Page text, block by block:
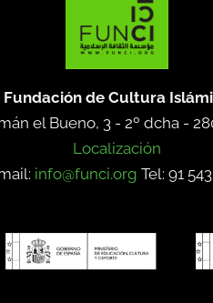
Fundación de Cultura
el Bueno, 3 - 2º dcha -
Localización
info@funci.org Tel: 91